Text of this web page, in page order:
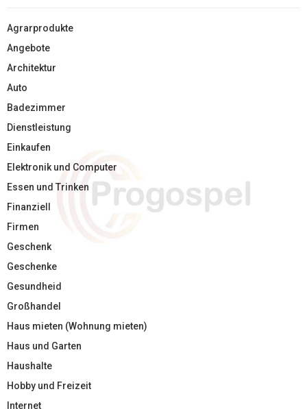
Agrarprodukte
Angebote
Architektur
Auto
Badezimmer
Dienstleistung
Einkaufen
Elektronik und Computer
Essen und Trinken
Finanziell
Firmen
Geschenk
Geschenke
Gesundheid
Großhandel
Haus mieten (Wohnung mieten)
Haus und Garten
Haushalte
Hobby und Freizeit
Internet